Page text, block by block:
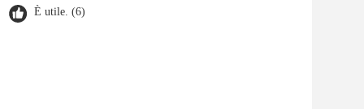
È utile. (6)